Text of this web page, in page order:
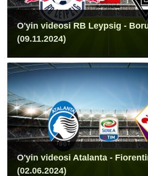
O'yin videosi RB Leypsig -
(09.11.2024)
O'yin videosi Atalanta -
(02.06.2024)